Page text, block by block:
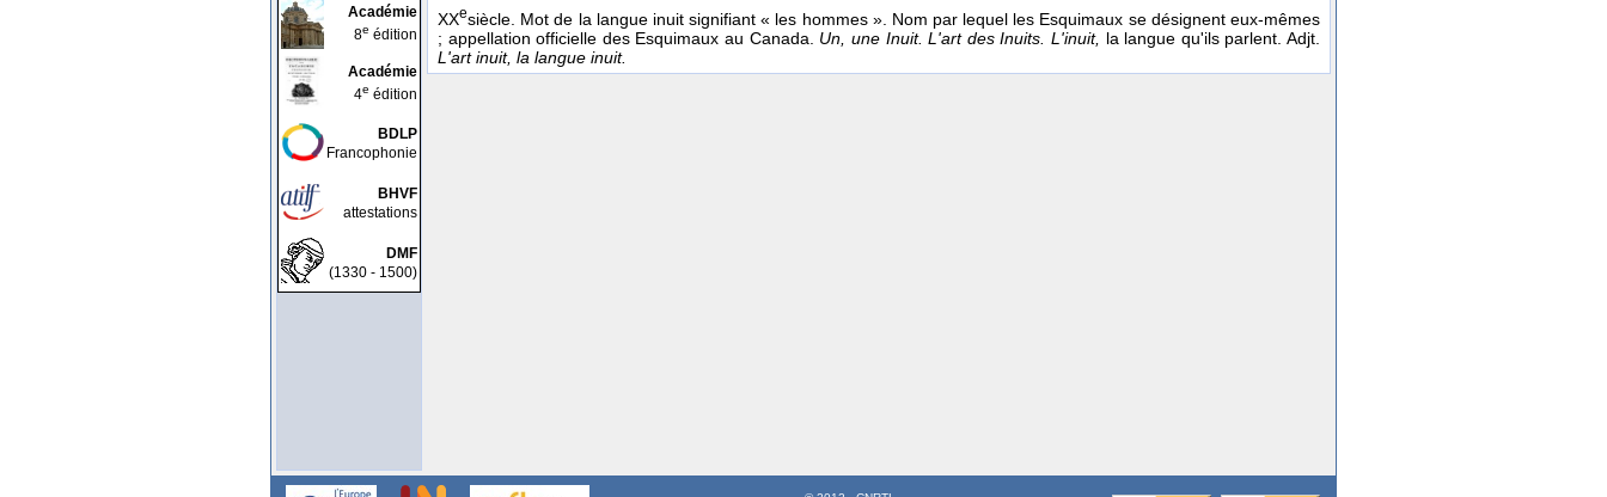
Académie
8e édition
Académie
4e édition
BDLP
Francophonie
BHVF
attestations
DMF
(1330 - 1500)
XXesiècle. Mot de la langue inuit signifiant « les hommes ». Nom par lequel les Esquimaux se désignent eux-mêmes
; appellation officielle des Esquimaux au Canada. Un, une Inuit. L'art des Inuits. L'inuit, la langue qu'ils parlent. Adjt.
L'art inuit, la langue inuit.